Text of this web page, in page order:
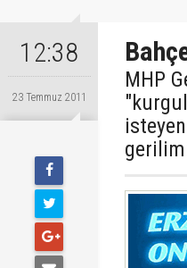
12:38
23 Temmuz 2011
MHP